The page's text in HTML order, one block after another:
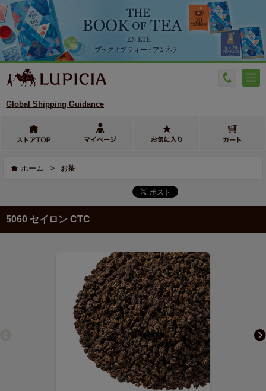
Global Shipping Guidance
ホーム > お茶
5060 セイロン CTC